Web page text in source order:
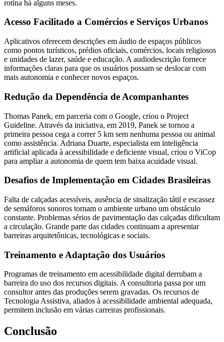
rotina há alguns meses.
Acesso Facilitado a Comércios e Serviços Urbanos
Aplicativos oferecem descrições em áudio de espaços públicos
como pontos turísticos, prédios oficiais, comércios, locais religiosos
e unidades de lazer, saúde e educação. A audiodescrição fornece
informações claras para que os usuários possam se deslocar com
mais autonomia e conhecer novos espaços.
Redução da Dependência de Acompanhantes
Thomas Panek, em parceria com o Google, criou o Project
Guideline. Através da iniciativa, em 2019, Panek se tornou a
primeira pessoa cega a correr 5 km sem nenhuma pessoa ou animal
como assistência. Adriana Duarte, especialista em inteligência
artificial aplicada à acessibilidade e deficiente visual, criou o ViCop
para ampliar a autonomia de quem tem baixa acuidade visual.
Desafios de Implementação em Cidades Brasileiras
Falta de calçadas acessíveis, ausência de sinalização tátil e escassez
de semáforos sonoros tornam o ambiente urbano um obstáculo
constante. Problemas sérios de pavimentação das calçadas dificultam
a circulação. Grande parte das cidades continuam a apresentar
barreiras arquitetônicas, tecnológicas e sociais.
Treinamento e Adaptação dos Usuários
Programas de treinamento em acessibilidade digital derrubam a
barreira do uso dos recursos digitais. A consultoria passa por um
consultor antes das produções serem gravadas. Os recursos de
Tecnologia Assistiva, aliados à acessibilidade ambiental adequada,
permitem inclusão em várias carreiras profissionais.
Conclusão